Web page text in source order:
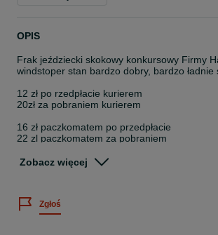
OPIS
Frak jeździecki skokowy konkursowy Firmy
windstoper stan bardzo dobry, bardzo
12 zł po rzedpłacie kurierem
20zł za pobraniem kurierem
16 zł paczkomatem po przedpłacie
22 zl paczkomatem za pobraniem
Wystawiamy faktury.
Nie wymieniam się.
Zobacz więcej
Zgłoś